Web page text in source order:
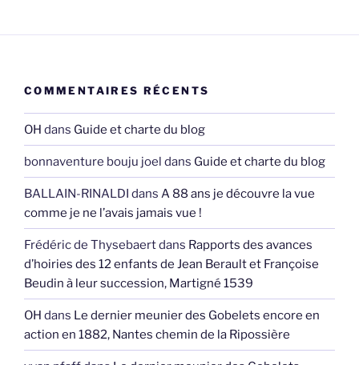
COMMENTAIRES RÉCENTS
OH dans Guide et charte du blog
bonnaventure bouju joel dans Guide et charte du blog
BALLAIN-RINALDI dans A 88 ans je découvre la vue
comme je ne l’avais jamais vue !
Frédéric de Thysebaertdans Rapports des avances
d’hoiries des 12 enfants de Jean Berault et Françoise
Beudin à leur succession, Martigné 1539
OH dans Le dernier meunier des Gobelets encore en
action en 1882, Nantes chemin de la Ripossière